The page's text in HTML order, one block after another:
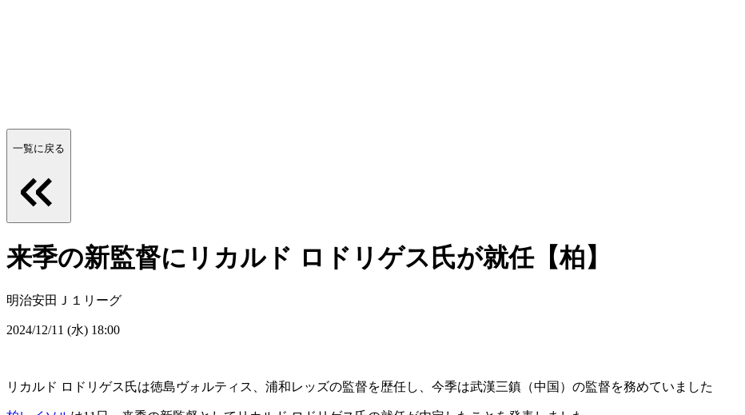
一覧に戻る
来季の新監督にリカルド ロドリゲス氏が就任【柏】
明治安田Ｊ１リーグ
2024/12/11 (水) 18:00
リカルド ロドリゲス氏は徳島ヴォルティス、浦和レッズの監督を歴任し、今季は武漢三鎮（中国）の監督を務めていました